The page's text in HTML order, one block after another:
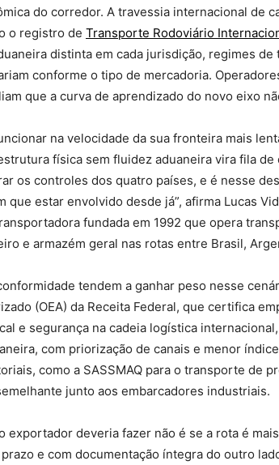
do corredor. A travessia internacional de
o registro de Transporte Rodoviário
distinta em cada jurisdição, regimes
conforme o tipo de mercadoria.
que a curva de aprendizado do novo eixo
na velocidade da sua fronteira mais
física sem fluidez aduaneira vira fila de
os controles dos quatro países, e é nesse
que estar envolvido desde já”, afirma Lucas
fundada em 1992 que opera
e armazém geral nas rotas entre Brasil,
tendem a ganhar peso nesse
(OEA) da Receita Federal, que certifica
e segurança na cadeia logística
com priorização de canais e menor
como a SASSMAQ para o transporte de
junto aos embarcadores industriais.
exportador deveria fazer não é se a rota é
e com documentação íntegra do outro